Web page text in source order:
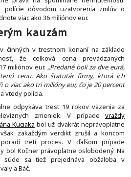
polície dôvodom uzatvorenia zmlúv o
viac ako 36 miliónov eur.
kauzám
činných v trestnom konaní na základe
že celková cena prevádzaných
miliónov eur. „Predané boli za dve eurá,
cenu. Ako štatutár firmy, ktorá ich
o viac ako tri milióny eur, čo je 20 percent
vtedy polícia.
odpykáva trest 19 rokov väzenia za
zmeniek. V prípade vraždy
Kuciaka bol už dvakrát neprávoplatne
zakaždým verdikt zrušil a koncom
tretí proces. V ďalšom prípade
bol Kočner právoplatne oslobodený. Na
súde sa tiež prejednáva obžaloba v
a Báč.